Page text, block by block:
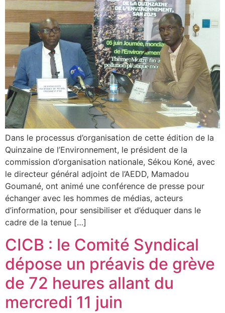
Dans le processus d’organisation de cette édition de la
Quinzaine de l’Environnement, le président de la
commission d’organisation nationale, Sékou Koné, avec
le directeur général adjoint de l’AEDD, Mamadou
Goumané, ont animé une conférence de presse pour
échanger avec les hommes de médias, acteurs
d’information, pour sensibiliser et d’éduquer dans le
cadre de la tenue […]
CICB : le Comité Syndical
dépose un préavis de grève
de 72 heures allant du
mercredi 11 juin